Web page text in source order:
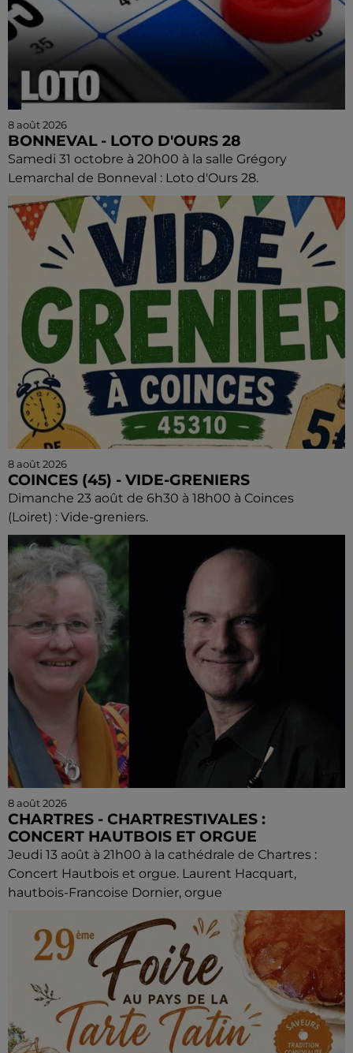
8 août 2026
BONNEVAL - LOTO D'OURS 28
Samedi 31 octobre à 20h00 à la salle Grégory
Lemarchal de Bonneval : Loto d'Ours 28.
8 août 2026
COINCES (45) - VIDE-GRENIERS
Dimanche 23 août de 6h30 à 18h00 à Coinces
(Loiret) : Vide-greniers.
8 août 2026
CHARTRES - CHARTRESTIVALES :
CONCERT HAUTBOIS ET ORGUE
Jeudi 13 août à 21h00 à la cathédrale de Chartres :
Concert Hautbois et orgue. Laurent Hacquart,
hautbois-Francoise Dornier, orgue